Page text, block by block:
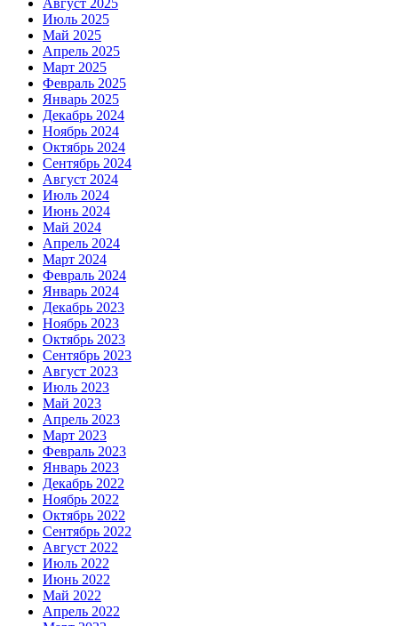
Август 2025
Июль 2025
Май 2025
Апрель 2025
Март 2025
Февраль 2025
Январь 2025
Декабрь 2024
Ноябрь 2024
Октябрь 2024
Сентябрь 2024
Август 2024
Июль 2024
Июнь 2024
Май 2024
Апрель 2024
Март 2024
Февраль 2024
Январь 2024
Декабрь 2023
Ноябрь 2023
Октябрь 2023
Сентябрь 2023
Август 2023
Июль 2023
Май 2023
Апрель 2023
Март 2023
Февраль 2023
Январь 2023
Декабрь 2022
Ноябрь 2022
Октябрь 2022
Сентябрь 2022
Август 2022
Июль 2022
Июнь 2022
Май 2022
Апрель 2022